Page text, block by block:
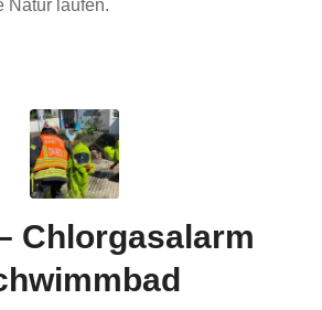
Natur laufen.
Chlorgasalarm